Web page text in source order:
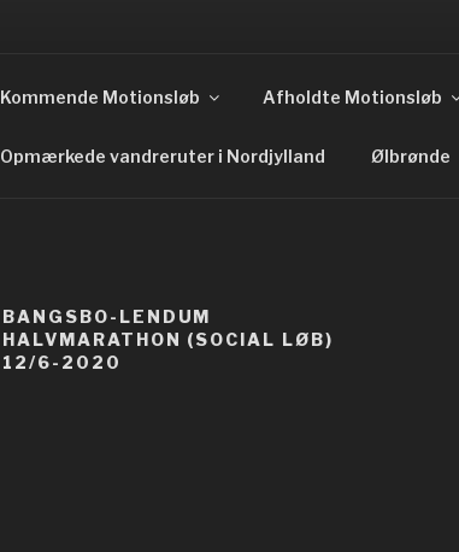
FIELD DAY
Kommende Motionsløb Afholdte Motionsløb
Opmærkede vandreruter i Nordjylland Ølbrønde
BANGSBO-LENDUM
HALVMARATHON (SOCIAL LØB)
12/6-2020